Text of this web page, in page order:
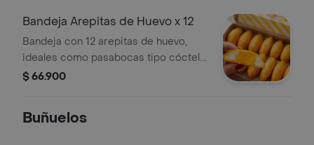
Bandeja Arepitas de Huevo x 12
Bandeja con 12 arepitas de huevo,
ideales como pasabocas tipo cóctel.
Cada arepita mide entre 7 y 8 cm de
$ 66.900
Buñuelos